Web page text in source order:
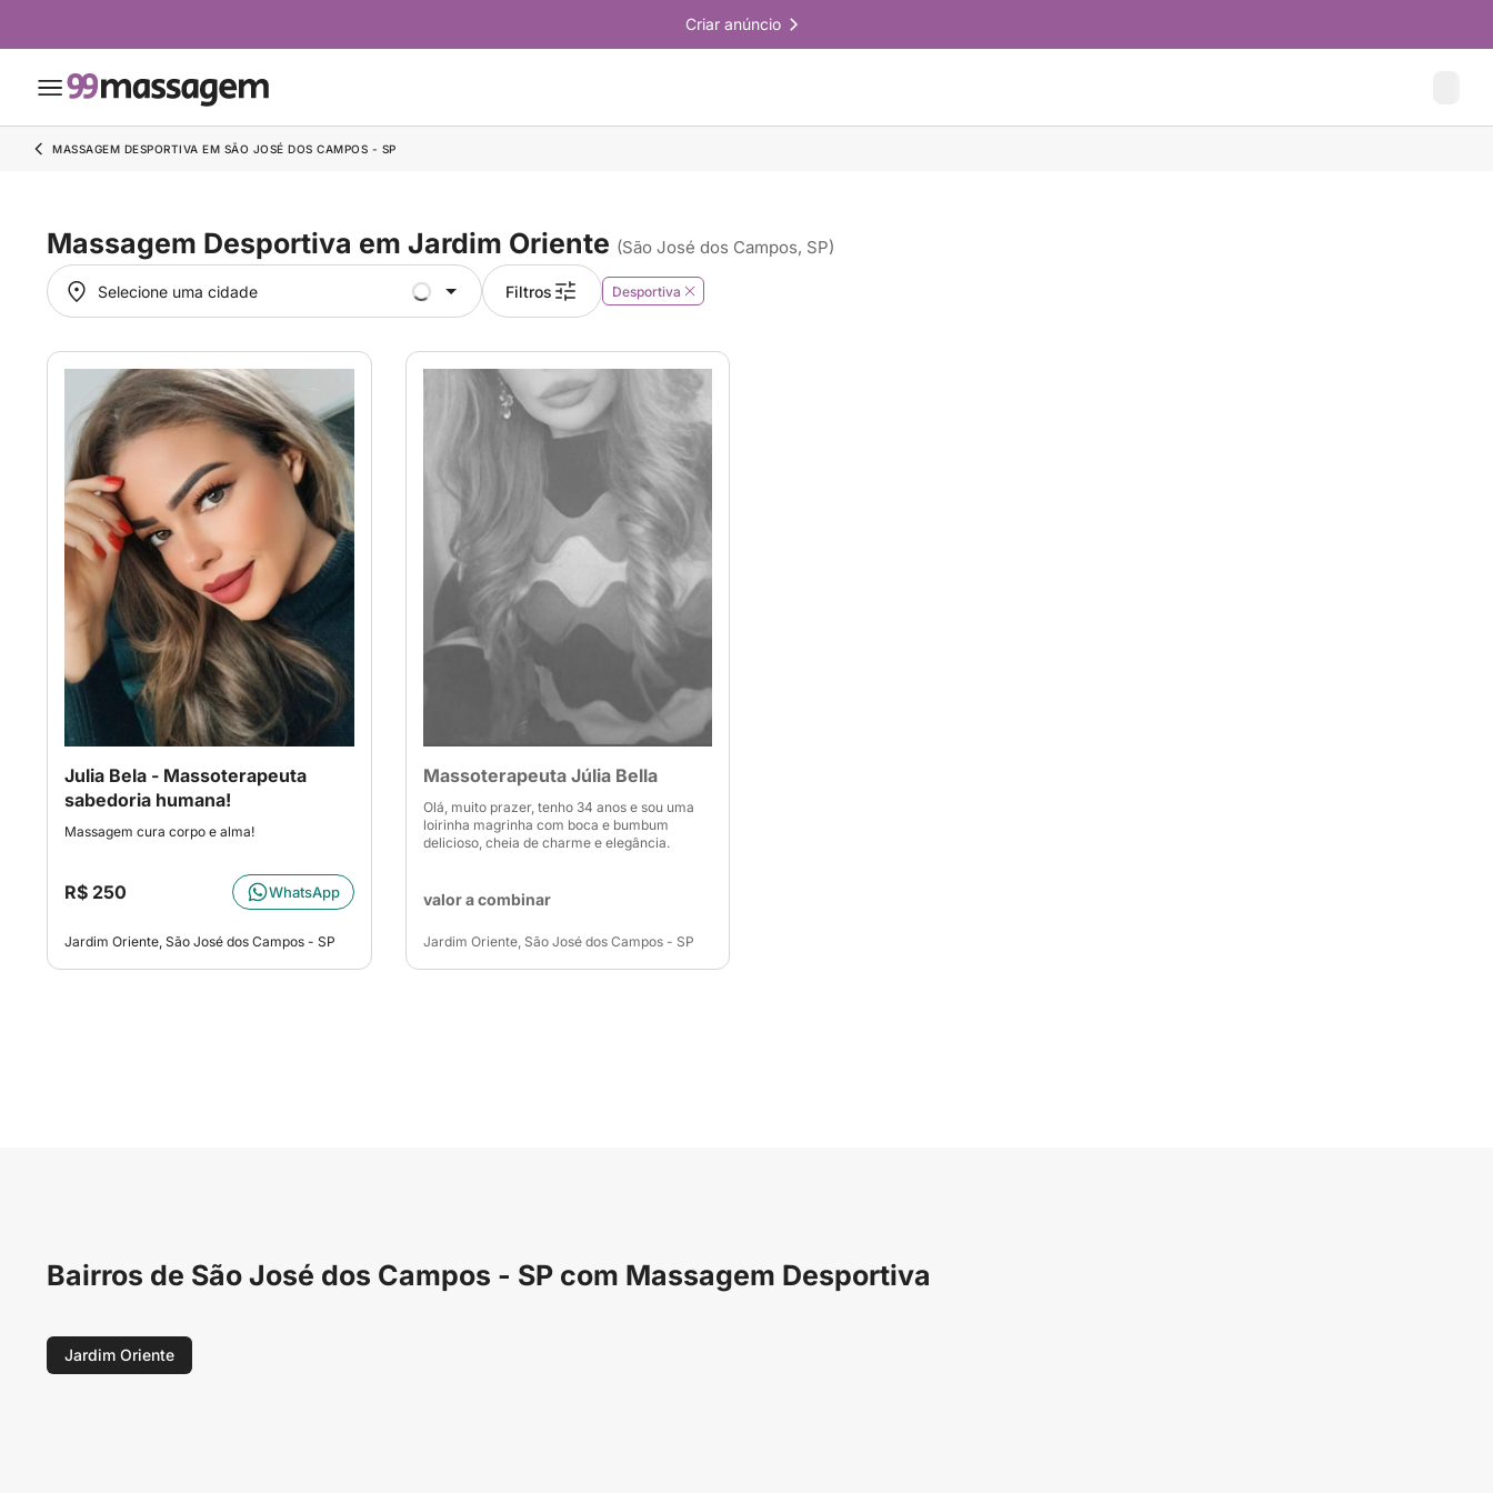
Criar anúncio
MASSAGEM DESPORTIVA EM SÃO JOSÉ DOS CAMPOS - SP
Massagem Desportiva em Jardim Oriente (São José dos Campos, SP)
Selecione uma cidade
Selecione uma cidade Filtros Desportiva
Julia Bela - Massoterapeuta
sabedoria humana!
Massagem cura corpo e alma!
R$ 250 WhatsApp
Jardim Oriente, São José dos Campos - SP
Massoterapeuta Júlia Bella
Olá, muito prazer, tenho 34 anos e sou uma
loirinha magrinha com boca e bumbum
delicioso, cheia de charme e elegância.
valor a combinar
Jardim Oriente, São José dos Campos - SP
Bairros de São José dos Campos - SP com Massagem Desportiva
Jardim Oriente